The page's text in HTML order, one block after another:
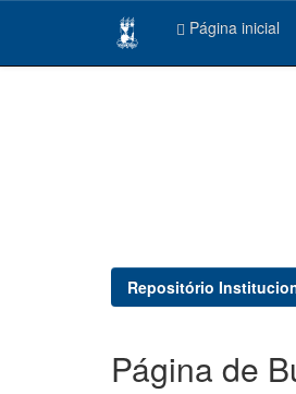
Página inicial
Repositório
Página de